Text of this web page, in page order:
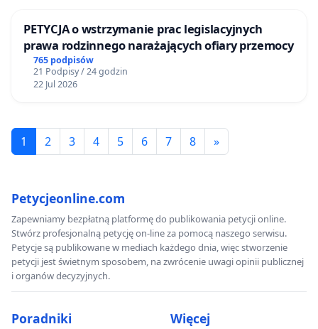
PETYCJA o wstrzymanie prac legislacyjnych
prawa rodzinnego narażających ofiary przemocy
765 podpisów
21 Podpisy / 24 godzin
22 Jul 2026
1 2 3 4 5 6 7 8 »
Petycjeonline.com
Zapewniamy bezpłatną platformę do publikowania petycji online.
Stwórz profesjonalną petycję on-line za pomocą naszego serwisu.
Petycje są publikowane w mediach każdego dnia, więc stworzenie
petycji jest świetnym sposobem, na zwrócenie uwagi opinii publicznej
i organów decyzyjnych.
Poradniki Więcej